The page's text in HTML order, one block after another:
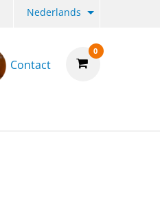
Nederlands
0
Contact